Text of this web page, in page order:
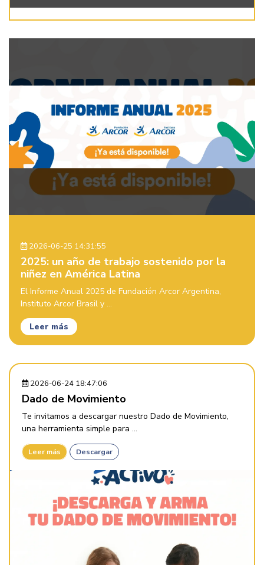
2026-06-25 14:31:55
2025: un año de trabajo sostenido por la
niñez en América Latina
El Informe Anual 2025 de Fundación Arcor Argentina,
Instituto Arcor Brasil y ...
Leer más
2026-06-24 18:47:06
Dado de Movimiento
Te invitamos a descargar nuestro Dado de Movimiento,
una herramienta simple para ...
Leer más Descargar